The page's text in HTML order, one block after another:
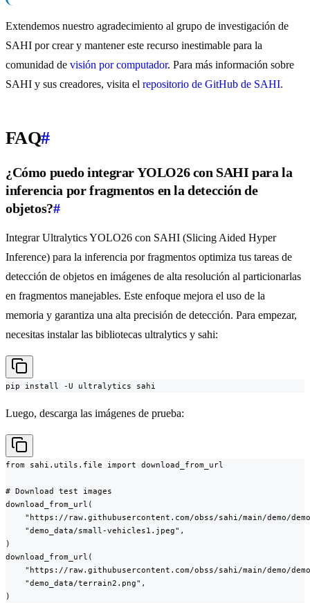
Extendemos nuestro agradecimiento al grupo de investigación de
SAHI por crear y mantener este recurso inestimable para la
comunidad de visión por computador. Para más información sobre
SAHI y sus creadores, visita el repositorio de GitHub de SAHI.
FAQ#
¿Cómo puedo integrar YOLO26 con SAHI para la
inferencia por fragmentos en la detección de
objetos?#
Integrar Ultralytics YOLO26 con SAHI (Slicing Aided Hyper
Inference) para la inferencia por fragmentos optimiza tus tareas de
detección de objetos en imágenes de alta resolución al particionarlas
en fragmentos manejables. Este enfoque mejora el uso de la
memoria y garantiza una alta precisión de detección. Para empezar,
necesitas instalar las bibliotecas ultralytics y sahi:
pip install -U ultralytics sahi
Luego, descarga las imágenes de prueba:
from sahi.utils.file import download_from_url
# Download test images
download_from_url(
"https://raw.githubusercontent.com/obss/sahi/main/demo/
    "demo_data/small-vehicles1.jpeg",
)
download_from_url(
"https://raw.githubusercontent.com/obss/sahi/main/demo/
    "demo_data/terrain2.png",
)